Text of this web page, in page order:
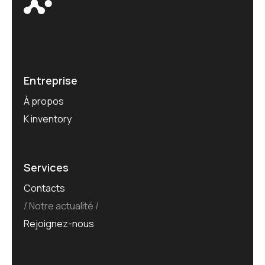
Entreprise
À propos
K inventory
Services
Contacts
Notre actualité
Rejoignez-nous